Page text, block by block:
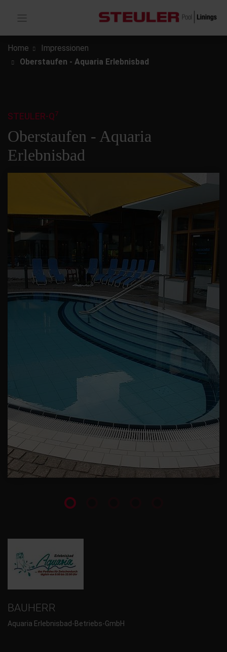
Home
Impressionen
Oberstaufen - Aquaria Erlebnisbad
Oberstaufen - Aquaria
Erlebnisbad
STEULER-Q7
BAUHERR
Aquaria Erlebnisbad-Betriebs-GmbH